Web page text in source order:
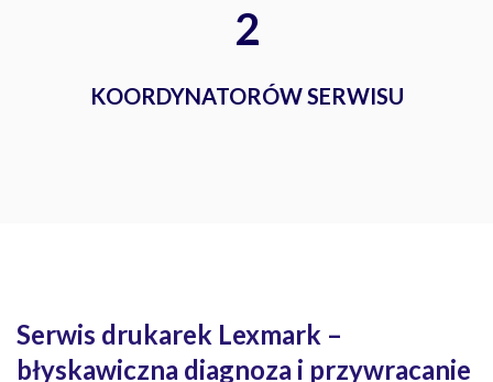
2
KOORDYNATORÓW SERWISU
Serwis drukarek Lexmark –
błyskawiczna diagnoza i przywracanie